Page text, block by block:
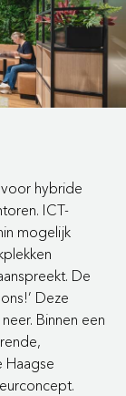
hybride
ICT-
mogelijk
De
Deze
Binnen een
Haagse